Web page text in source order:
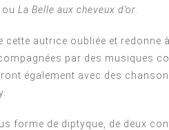
ou La Belle aux cheveux d’or
autrice oubliée et redonne
par des musiques
également avec des
forme de diptyque, de deux